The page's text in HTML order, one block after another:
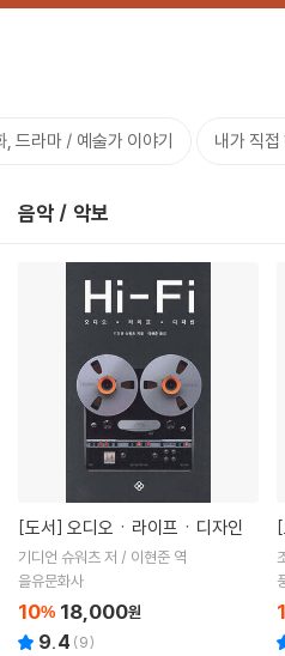
, 드라마 / 예술가 이야기 내가 직
음악 / 악보
[도서] 오디오ㆍ라이프ㆍ디자인
기디언 슈워츠 저 / 이현준 역
을유문화사
10% 18,000원
9.4 (9)